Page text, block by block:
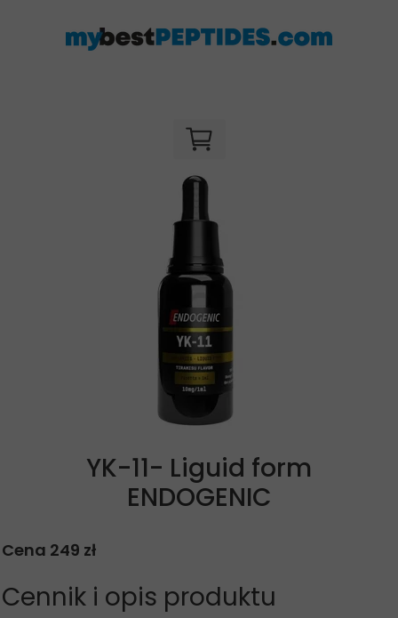
YK-11- Liguid form
ENDOGENIC
Cena 249 zł
Cennik i opis produktu